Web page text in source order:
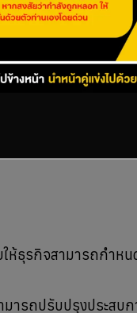
ให้ธุรกิจสามารถกำห
ามารถปรับปรุงประสบ